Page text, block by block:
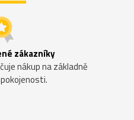
zákazníky
nákup na základně